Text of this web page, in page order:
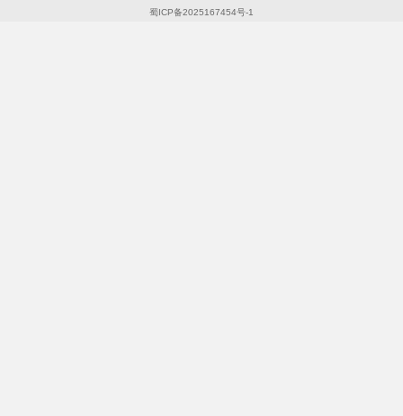
蜀ICP备2025167454号-1